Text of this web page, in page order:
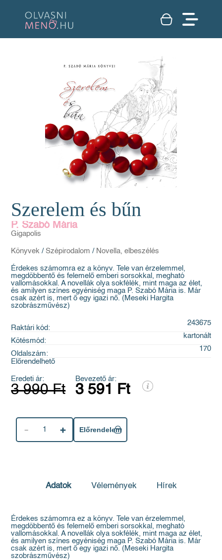
Szerelem és bűn
P. Szabó Mária
Gigapolis
Könyvek / Szépirodalom / Novella, elbeszélés
Érdekes számomra ez a könyv. Tele van érzelemmel,
megdöbbentő és felemelő emberi sorsokkal, megható
vallomásokkal. A novellák olya sokfélék, mint maga az élet,
és amilyen színes egyéniség maga P. Szabó Mária is. Már
csak azért is, mert ő egy igazi nő. (Meseki Hargita
szobrászművész)
Raktári kód:
243675
Kötésmód:
kartonált
Oldalszám:
170
Előrendelhető
Eredeti ár:
3 990 Ft
Bevezető ár:
3 591 Ft
1 Előrendelem
Adatok Vélemények Hírek
Érdekes számomra ez a könyv. Tele van érzelemmel,
megdöbbentő és felemelő emberi sorsokkal, megható
vallomásokkal. A novellák olya sokfélék, mint maga az élet,
és amilyen színes egyéniség maga P. Szabó Mária is. Már
csak azért is, mert ő egy igazi nő. (Meseki Hargita
szobrászművész)